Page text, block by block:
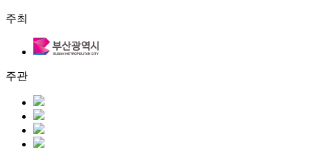
주최
주관